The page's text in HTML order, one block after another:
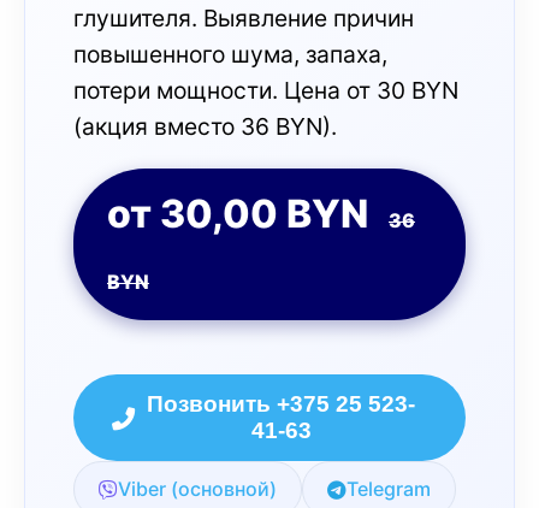
глушителя. Выявление причин
повышенного шума, запаха,
потери мощности. Цена от 30 BYN
(акция вместо 36 BYN).
от 30,00 BYN 36
BYN
Позвонить +375 25 523-
41-63
Viber (основной) Telegram